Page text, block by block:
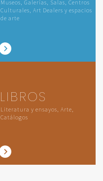
Museos, Galerías, Salas, Centros
Culturales, Art Dealers y espacios
de arte
LIBROS
Literatura y ensayos, Arte,
Catálogos